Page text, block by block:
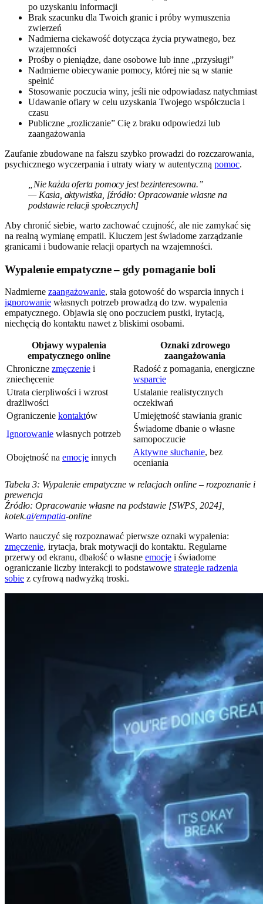
po uzyskaniu informacji
Brak szacunku dla Twoich granic i próby wymuszenia
zwierzeń
Nadmierna ciekawość dotycząca życia prywatnego, bez
wzajemności
Prośby o pieniądze, dane osobowe lub inne „przysługi”
Nadmierne obiecywanie pomocy, której nie są w stanie
spełnić
Stosowanie poczucia winy, jeśli nie odpowiadasz natychmiast
Udawanie ofiary w celu uzyskania Twojego współczucia i
czasu
Publiczne „rozliczanie” Cię z braku odpowiedzi lub
zaangażowania
Zaufanie zbudowane na fałszu szybko prowadzi do rozczarowania,
psychicznego wyczerpania i utraty wiary w autentyczną pomoc.
„Nie każda oferta pomocy jest bezinteresowna.”
— Kasia, aktywistka, [źródło: Opracowanie własne na
podstawie relacji społecznych]
Aby chronić siebie, warto zachować czujność, ale nie zamykać się
na realną wymianę empatii. Kluczem jest świadome zarządzanie
granicami i budowanie relacji opartych na wzajemności.
Wypalenie empatyczne – gdy pomaganie boli
Nadmierne zaangażowanie, stała gotowość do wsparcia innych i
ignorowanie własnych potrzeb prowadzą do tzw. wypalenia
empatycznego. Objawia się ono poczuciem pustki, irytacją,
niechęcią do kontaktu nawet z bliskimi osobami.
Objawy wypalenia
empatycznego online
Oznaki zdrowego
zaangażowania
Chroniczne zmęczenie i
zniechęcenie
Radość z pomagania, energiczne
wsparcie
Utrata cierpliwości i wzrost
drażliwości
Ustalanie realistycznych
oczekiwań
Ograniczenie kontaktów
Umiejętność stawiania granic
Ignorowanie własnych potrzeb
Świadome dbanie o własne
samopoczucie
Obojętność na emocje innych
Aktywne słuchanie, bez
oceniania
Tabela 3: Wypalenie empatyczne w relacjach online – rozpoznanie i
prewencja
Źródło: Opracowanie własne na podstawie [SWPS, 2024],
kotek.ai/empatia-online
Warto nauczyć się rozpoznawać pierwsze oznaki wypalenia:
zmęczenie, irytacja, brak motywacji do kontaktu. Regularne
przerwy od ekranu, dbałość o własne emocje i świadome
ograniczanie liczby interakcji to podstawowe strategie radzenia
sobie z cyfrową nadwyżką troski.